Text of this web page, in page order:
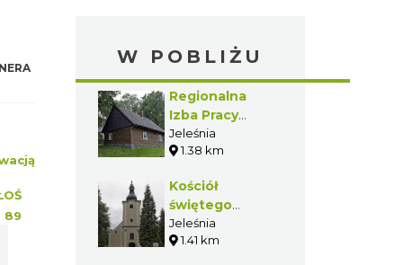
89
W POBLIŻU
Regionalna
Izba Pracy
Twórczej
„Organistówka”
Jeleśnia
1.38 km
Kościół
świętego
Wojciecha w
Jeleśni
Jeleśnia
1.41 km